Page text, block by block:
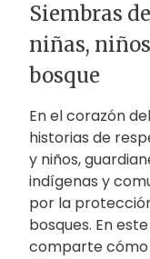
Siembras
niñas,
bosque
En el corazón
historias de
y niños,
indígenas y
por la
bosques. En
comparte cómo